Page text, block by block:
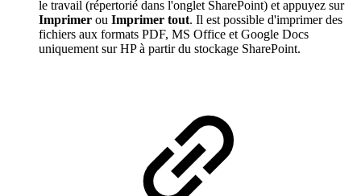
le travail (répertorié dans l'onglet SharePoint) et appuyez sur
Imprimer ou Imprimer tout. Il est possible d'imprimer des
fichiers aux formats PDF, MS Office et Google Docs
uniquement sur HP à partir du stockage SharePoint.